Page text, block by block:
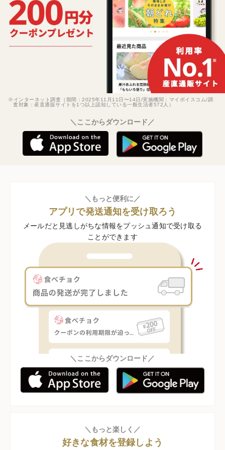
※インターネット調査（期間：2025年11月11日〜14日/実施機関：マイボイスコム/調
査対象：産直通販サイトを1つ以上認知している一般生活者572人）
＼ここからダウンロード／
＼もっと便利に／
アプリで発送通知を受け取ろう
メールだと見逃しがちな情報をプッシュ通知で受け取る
ことができます
＼ここからダウンロード／
＼もっと楽しく／
好きな食材を登録しよう